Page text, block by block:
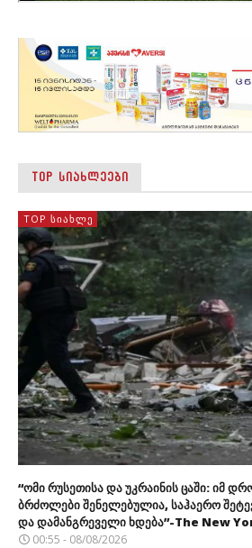
TOP ᲡᲘᲐᲮᲚᲔᲔᲑᲘ
TOP ᲡᲘᲐᲮᲚᲔ
“ომი რუსეთისა და უკრაინის ცაში: იმ
ბრძოლები შენელებულია, საჰაერო
და დამანგრეველი ხდება”-The New
00:55 - 08/08/2026